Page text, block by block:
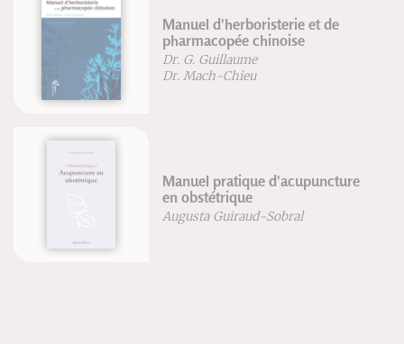
Manuel d'herboristerie et de
pharmacopée chinoise
Dr. G. Guillaume
Dr. Mach-Chieu
Manuel pratique d'acupuncture
en obstétrique
Augusta Guiraud-Sobral